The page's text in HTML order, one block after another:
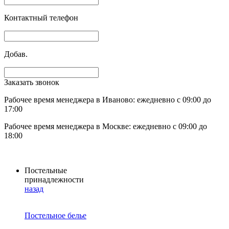
Контактный телефон
Добав.
Заказать звонок
Рабочее время менеджера в Иваново: ежедневно с 09:00 до
17:00
Рабочее время менеджера в Москве: ежедневно с 09:00 до
18:00
Постельные
принадлежности
назад
Постельное белье